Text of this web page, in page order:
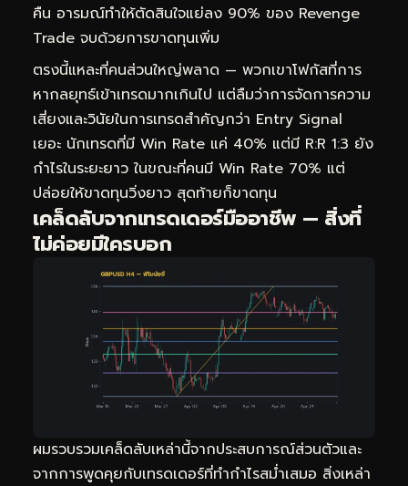
คืน อารมณ์ทำให้ตัดสินใจแย่ลง 90% ของ Revenge
Trade จบด้วยการขาดทุนเพิ่ม
ตรงนี้แหละที่คนส่วนใหญ่พลาด — พวกเขาโฟกัสที่การ
หากลยุทธ์เข้าเทรดมากเกินไป แต่ลืมว่าการจัดการความ
เสี่ยงและวินัยในการเทรดสำคัญกว่า Entry Signal
เยอะ นักเทรดที่มี Win Rate แค่ 40% แต่มี R:R 1:3 ยัง
กำไรในระยะยาว ในขณะที่คนมี Win Rate 70% แต่
ปล่อยให้ขาดทุนวิ่งยาว สุดท้ายก็ขาดทุน
เคล็ดลับจากเทรดเดอร์มืออาชีพ — สิ่งที่
ไม่ค่อยมีใครบอก
ผมรวบรวมเคล็ดลับเหล่านี้จากประสบการณ์ส่วนตัวและ
จากการพูดคุยกับเทรดเดอร์ที่ทำกำไรสม่ำเสมอ สิ่งเหล่า